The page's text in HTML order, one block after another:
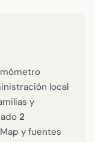
local
y
2
y fuentes